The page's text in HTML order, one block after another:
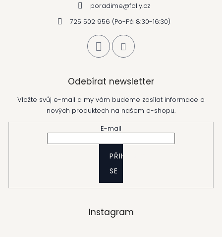
poradime@folly.cz
725 502 956 (Po-Pá 8:30-16:30)
Odebírat newsletter
Vložte svůj e-mail a my vám budeme zasílat informace o
nových produktech na našem e-shopu.
E-mail
PŘIHLÁSIT
SE
Instagram